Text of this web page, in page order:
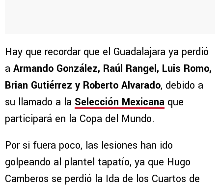
Hay que recordar que el Guadalajara ya perdió
a Armando González, Raúl Rangel, Luis Romo,
Brian Gutiérrez y Roberto Alvarado, debido a
su llamado a la Selección Mexicana que
participará en la Copa del Mundo.
Por si fuera poco, las lesiones han ido
golpeando al plantel tapatío, ya que Hugo
Camberos se perdió la Ida de los Cuartos de